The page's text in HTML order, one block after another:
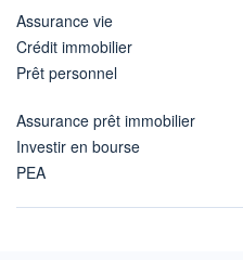
Assurance vie
Crédit immobilier
Prêt personnel
Assurance prêt immobilier
Investir en bourse
PEA